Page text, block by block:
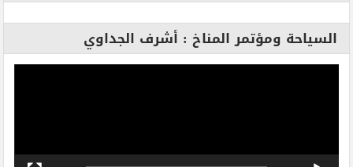
السياحة ومؤتمر المناخ : أشرف الجداوي